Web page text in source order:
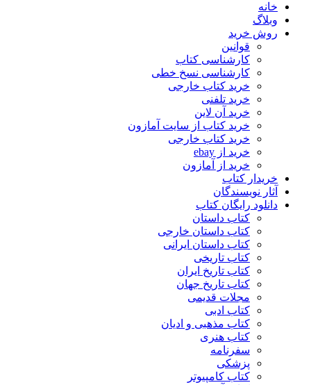
خانه
وبلاگ
روش خرید
قوانین
کارشناسی کتاب
کارشناسی نسخ خطی
خرید کتاب خارجی
خرید تلفنی
خرید آن لاین
خرید کتاب از سایت آمازون
خرید کتاب خارجی
خرید از ebay
خرید از آمازون
خریدار کتاب
آثار نویسندگان
دانلود رایگان کتاب
کتاب داستان
کتاب داستان خارجی
کتاب داستان ایرانی
کتاب تاریخی
کتاب تاریخ ایران
کتاب تاریخ جهان
مجلات قدیمی
کتاب ادبی
کتاب مذهبی و ادیان
کتاب هنری
سفرنامه
پزشکی
کتاب کامپیوتر